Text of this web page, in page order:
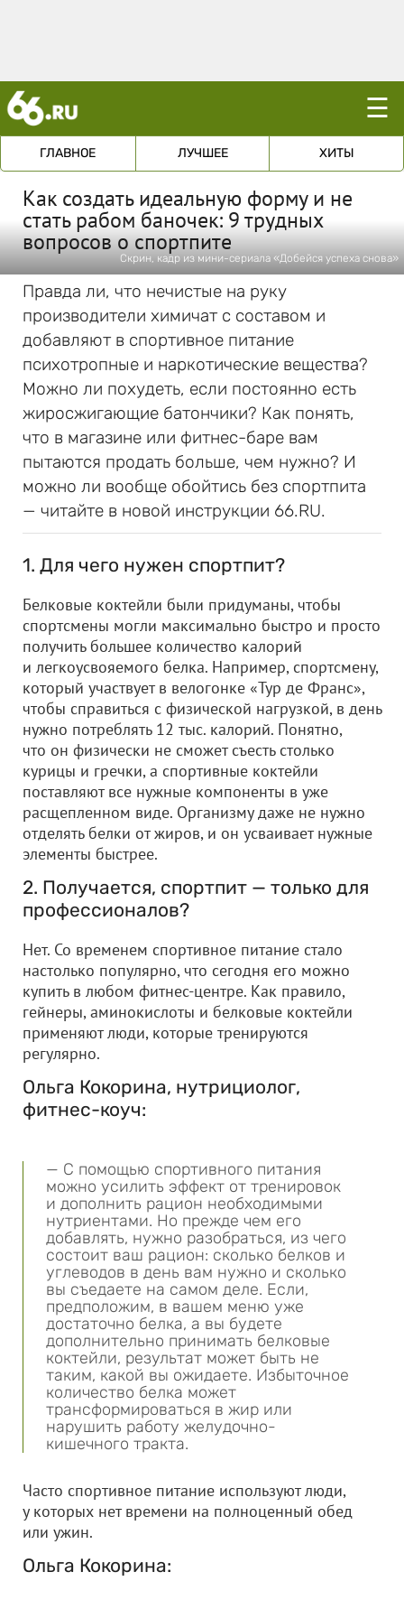
☰
ГЛАВНОЕ ЛУЧШЕЕ ХИТЫ
Как создать идеальную форму и не
стать рабом баночек: 9 трудных
вопросов о спортпите
Скрин, кадр из мини-сериала «Добейся успеха снова»
Правда ли, что нечистые на руку
производители химичат с составом и
добавляют в спортивное питание
психотропные и наркотические вещества?
Можно ли похудеть, если постоянно есть
жиросжигающие батончики? Как понять,
что в магазине или фитнес-баре вам
пытаются продать больше, чем нужно? И
можно ли вообще обойтись без спортпита
— читайте в новой инструкции 66.RU.
1. Для чего нужен спортпит?
Белковые коктейли были придуманы, чтобы
спортсмены могли максимально быстро и просто
получить большее количество калорий
и легкоусвояемого белка. Например, спортсмену,
который участвует в велогонке «Тур де Франс»,
чтобы справиться с физической нагрузкой, в день
нужно потреблять 12 тыс. калорий. Понятно,
что он физически не сможет съесть столько
курицы и гречки, а спортивные коктейли
поставляют все нужные компоненты в уже
расщепленном виде. Организму даже не нужно
отделять белки от жиров, и он усваивает нужные
элементы быстрее.
2. Получается, спортпит — только для
профессионалов?
Нет. Со временем спортивное питание стало
настолько популярно, что сегодня его можно
купить в любом фитнес-центре. Как правило,
гейнеры, аминокислоты и белковые коктейли
применяют люди, которые тренируются
регулярно.
Ольга Кокорина, нутрициолог,
фитнес-коуч:
— С помощью спортивного питания
можно усилить эффект от тренировок
и дополнить рацион необходимыми
нутриентами. Но прежде чем его
добавлять, нужно разобраться, из чего
состоит ваш рацион: сколько белков и
углеводов в день вам нужно и сколько
вы съедаете на самом деле. Если,
предположим, в вашем меню уже
достаточно белка, а вы будете
дополнительно принимать белковые
коктейли, результат может быть не
таким, какой вы ожидаете. Избыточное
количество белка может
трансформироваться в жир или
нарушить работу желудочно-
кишечного тракта.
Часто спортивное питание используют люди,
у которых нет времени на полноценный обед
или ужин.
Ольга Кокорина: